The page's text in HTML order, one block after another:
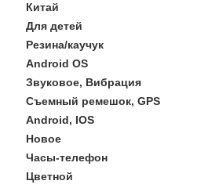
Китай
Для детей
Резина/каучук
Android OS
Звуковое, Вибрация
Съемный ремешок, GPS
Android, IOS
Новое
Часы-телефон
Цветной